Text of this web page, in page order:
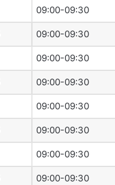
09:00-09:30
09:00-09:30
09:00-09:30
09:00-09:30
09:00-09:30
09:00-09:30
09:00-09:30
09:00-09:30